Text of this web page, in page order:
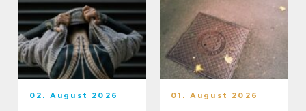
02. August 2026 01. August 2026